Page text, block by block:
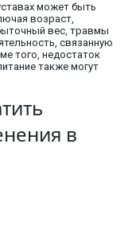
может быть
возраст,
вес, травмы
связанную
того, недостаток
также могут
в